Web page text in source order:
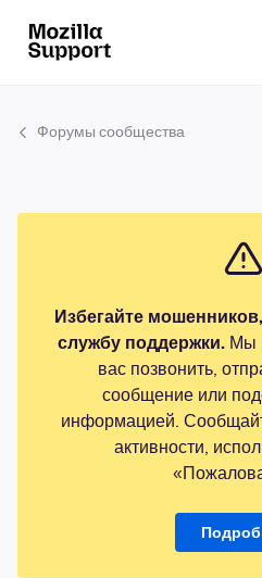
Форумы сообщества
Избегайте
службу поддержки.Мы
вас позвонить,
сообщение или
информацией.
активности,